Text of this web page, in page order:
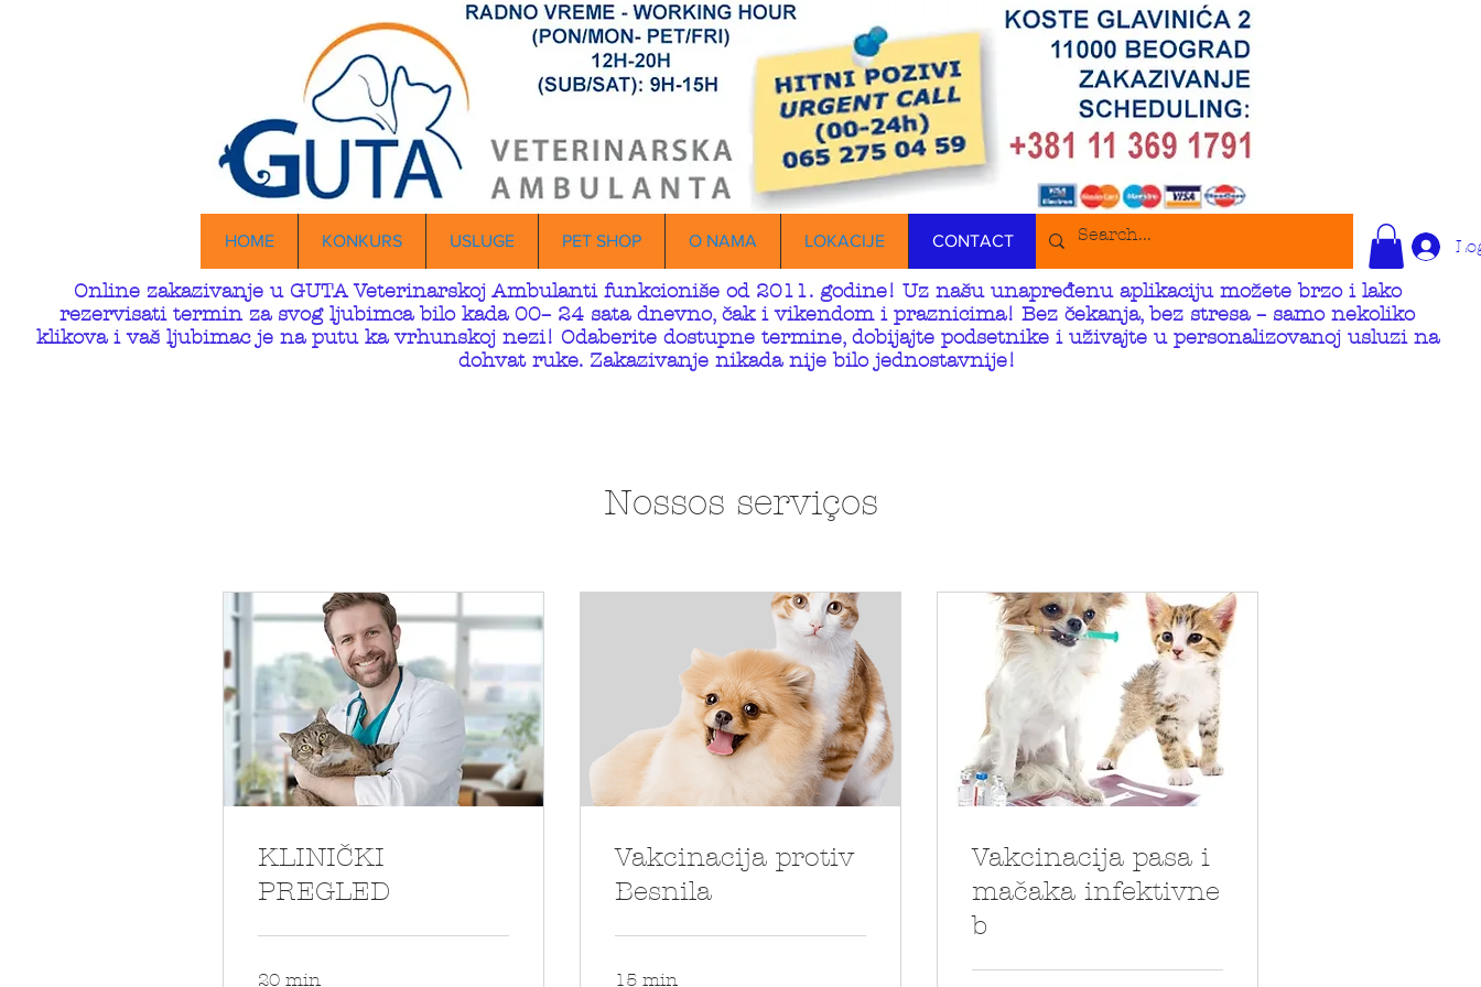
HOME KONKURS USLUGE PET SHOP O NAMA LOKACIJE CONTACT
Online zakazivanje u GUTA Veterinarskoj Ambulanti funkcioniše od 2011. godine! Uz našu unapređenu aplikaciju možete brzo i lako
rezervisati termin za svog ljubimca bilo kada 00– 24 sata dnevno, čak i vikendom i praznicima! Bez čekanja, bez stresa – samo nekoliko
klikova i vaš ljubimac je na putu ka vrhunskoj nezi! Odaberite dostupne termine, dobijajte podsetnike i uživajte u personalizovanoj usluzi na
dohvat ruke. Zakazivanje nikada nije bilo jednostavnije!
Nossos serviços
KLINIČKI
PREGLED
20 min
Vakcinacija protiv
Besnila
15 min
Vakcinacija pasa i
mačaka infektivne
b